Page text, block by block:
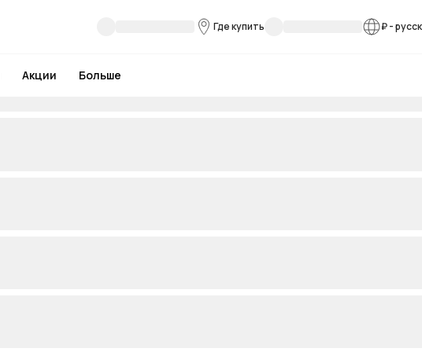
Где купить ₽-
Акции Больше